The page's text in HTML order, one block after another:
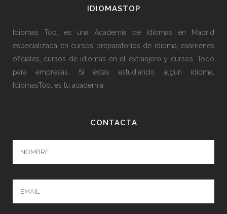
IDIOMASTOP
Idiomas Top, es una Academia de Idiomas en Madrid
especializada en cursos preparatorios de idioma, exámenes
oficiales, cursos de idiomas en el extranjero y cursos. Todo
para empresas. Si estás estudiando algún idioma,
IdiomasTop, es tu academia.
CONTACTA